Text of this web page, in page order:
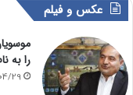
عکس و فیلم
را به
29